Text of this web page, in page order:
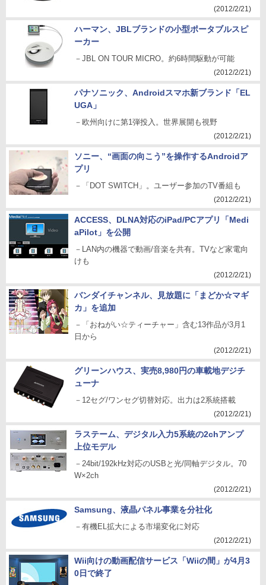
(2012/2/21)
ハーマン、JBLブランドの小型ポータブルスピ
ーカー
－JBL ON TOUR MICRO。約6時間駆動が可能
(2012/2/21)
パナソニック、Androidスマホ新ブランド「EL
UGA」
－欧州向けに第1弾投入。世界展開も視野
(2012/2/21)
ソニー、“画面の向こう”を操作するAndroidア
プリ
－「DOT SWITCH」。ユーザー参加のTV番組も
(2012/2/21)
ACCESS、DLNA対応のiPad/PCアプリ「Medi
aPilot」を公開
－LAN内の機器で動画/音楽を共有。TVなど家電向
けも
(2012/2/21)
バンダイチャンネル、見放題に「まどか☆マギ
カ」を追加
－「おねがい☆ティーチャー」含む13作品が3月1
日から
(2012/2/21)
グリーンハウス、実売8,980円の車載地デジチ
ューナ
－12セグ/ワンセグ切替対応。出力は2系統搭載
(2012/2/21)
ラステーム、デジタル入力5系統の2chアンプ
上位モデル
－24bit/192kHz対応のUSBと光/同軸デジタル。70
W×2ch
(2012/2/21)
Samsung、液晶パネル事業を分社化
－有機EL拡大による市場変化に対応
(2012/2/21)
Wii向けの動画配信サービス「Wiiの間」が4月3
0日で終了